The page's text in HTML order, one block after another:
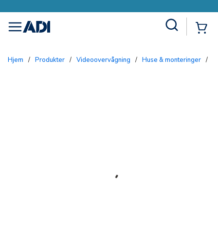
menu
Hjem / Produkter / Videoovervågning / Huse & monteringer /